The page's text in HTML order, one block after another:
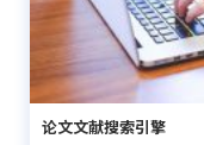
论文文献搜索引擎